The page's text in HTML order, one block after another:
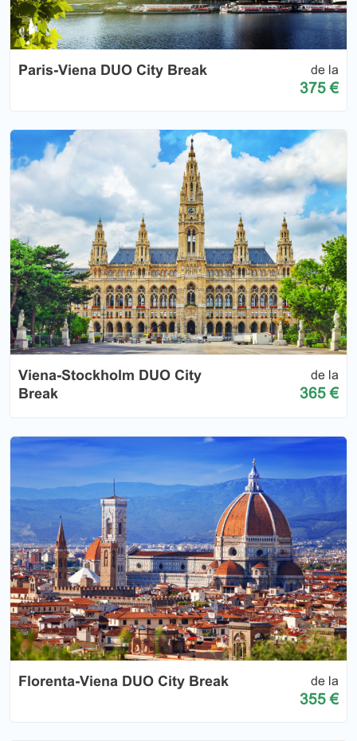
Paris-Viena DUO City Break de la
375 €
Viena-Stockholm DUO City
Break
de la
365 €
Florenta-Viena DUO City Break de la
355 €